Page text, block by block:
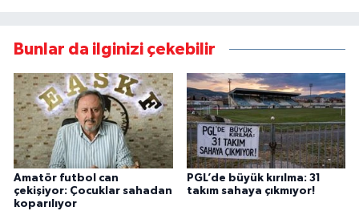
Bunlar da ilginizi çekebilir
Amatör futbol can
çekişiyor: Çocuklar sahadan
koparılıyor
PGL’de büyük kırılma: 31
takım sahaya çıkmıyor!